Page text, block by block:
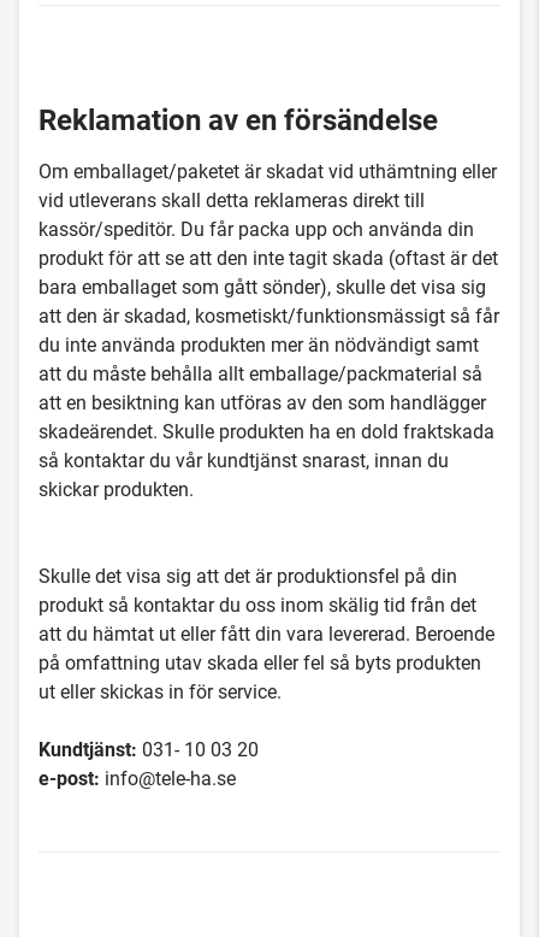
Reklamation av en försändelse
Om emballaget/paketet är skadat vid uthämtning eller
vid utleverans skall detta reklameras direkt till
kassör/speditör. Du får packa upp och använda din
produkt för att se att den inte tagit skada (oftast är det
bara emballaget som gått sönder), skulle det visa sig
att den är skadad, kosmetiskt/funktionsmässigt så får
du inte använda produkten mer än nödvändigt samt
att du måste behålla allt emballage/packmaterial så
att en besiktning kan utföras av den som handlägger
skadeärendet. Skulle produkten ha en dold fraktskada
så kontaktar du vår kundtjänst snarast, innan du
skickar produkten.
Skulle det visa sig att det är produktionsfel på din
produkt så kontaktar du oss inom skälig tid från det
att du hämtat ut eller fått din vara levererad. Beroende
på omfattning utav skada eller fel så byts produkten
ut eller skickas in för service.
Kundtjänst: 031- 10 03 20
e-post: info@tele-ha.se